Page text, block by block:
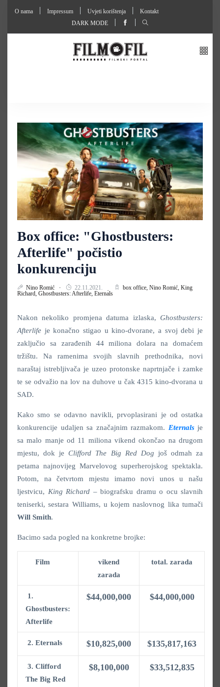
O nama Impressum Uvjeti korištenja
Kontakt
DARK MODE
Box office: "Ghostbusters:
Afterlife" počistio
konkurenciju
Nino Romić 22.11.2021. box office, Nino Romić, King
Richard, Ghostbusters: Afterlife, Eternals
Nakon nekoliko promjena datuma izlaska, Ghostbusters:
Afterlife je konačno stigao u kino-dvorane, a svoj debi je
zaključio sa zarađenih 44 miliona dolara na domaćem
tržištu. Na ramenima svojih slavnih prethodnika, novi
naraštaj istrebljivača je uzeo protonske naprtnjače i zamke
te se odvažio na lov na duhove u čak 4315 kino-dvorana u
SAD.
Kako smo se odavno navikli, prvoplasirani je od ostatka
konkurencije udaljen sa značajnim razmakom. Eternals je
sa malo manje od 11 miliona vikend okončao na drugom
mjestu, dok jeClifford The Big Red Dog još odmah za
petama najnovijeg Marvelovog superherojskog spektakla.
Potom, na četvrtom mjestu imamo novi unos u našu
ljestvicu, King Richard – biografsku dramu o ocu slavnih
teniserki, sestara Williams, u kojem naslovnog lika tumači
Will Smith.
Bacimo sada pogled na konkretne brojke:
Film
vikend
zarada
total. zarada
1.
Ghostbusters:
Afterlife
$44,000,000 $44,000,000
2. Eternals $10,825,000 $135,817,163
3. Clifford
The Big Red
$8,100,000 $33,512,835